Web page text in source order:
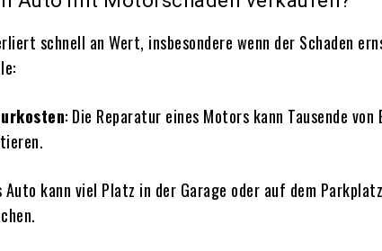
schnell an Wert, insbesondere wenn der Schaden
: Die Reparatur eines Motors kann Tausende
kann viel Platz in der Garage oder auf dem